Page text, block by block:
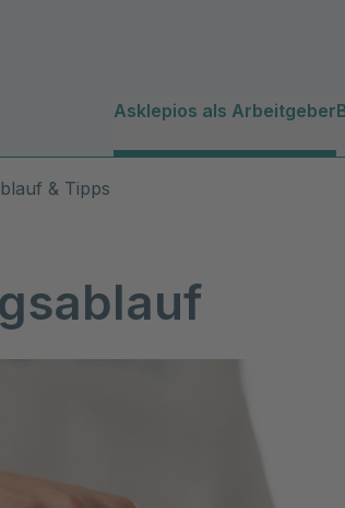
Asklepios als Arbeitgeber
& Tipps